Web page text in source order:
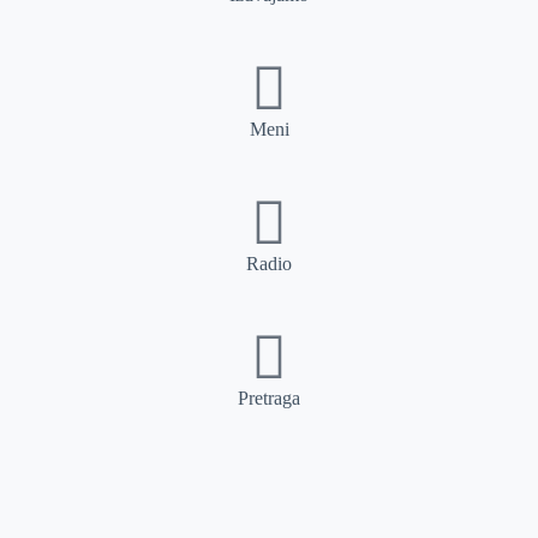
Meni
Radio
Pretraga